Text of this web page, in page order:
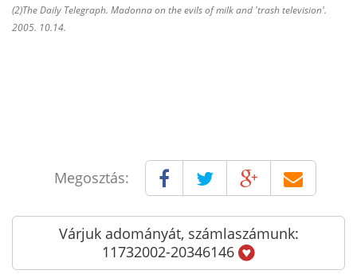
(2)The Daily Telegraph. Madonna on the evils of milk and 'trash television'.
2005. 10.14.
Megosztás:
Várjuk adományát, számlaszámunk:
11732002-20346146